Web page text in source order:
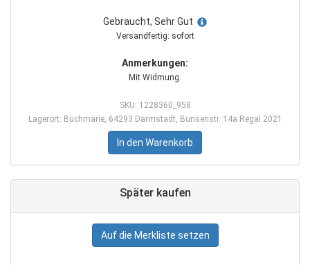
Gebraucht, Sehr Gut
Versandfertig: sofort
Anmerkungen:
Mit Widmung.
SKU: 1228360_958
Lagerort: Buchmarie, 64293 Darmstadt, Bunsenstr. 14a Regal 2021
In den Warenkorb
Später kaufen
Auf die Merkliste setzen